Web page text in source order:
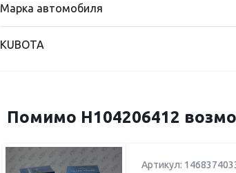
Марка автомобиля
KUBOTA
Помимо H104206412
Артикул: